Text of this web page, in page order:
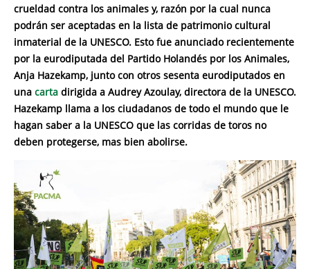
crueldad contra los animales y, razón por la cual nunca
podrán ser aceptadas en la lista de patrimonio cultural
inmaterial de la UNESCO. Esto fue anunciado recientemente
por la eurodiputada del Partido Holandés por los Animales,
Anja Hazekamp, ​​junto con otros sesenta eurodiputados en
una carta dirigida a Audrey Azoulay, directora de la UNESCO.
Hazekamp llama a los ciudadanos de todo el mundo que le
hagan saber a la UNESCO que las corridas de toros no
deben protegerse, mas bien abolirse.